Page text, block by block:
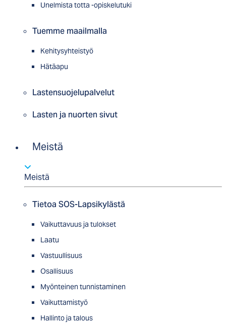
Unelmista totta -opiskelutuki
Tuemme maailmalla
Kehitysyhteistyö
Hätäapu
Lastensuojelupalvelut
Lasten ja nuorten sivut
Meistä
Meistä
Tietoa SOS-Lapsikylästä
Vaikuttavuus ja tulokset
Laatu
Vastuullisuus
Osallisuus
Myön­tei­nen tun­nis­ta­minen
Vaikuttamistyö
Hallinto ja talous